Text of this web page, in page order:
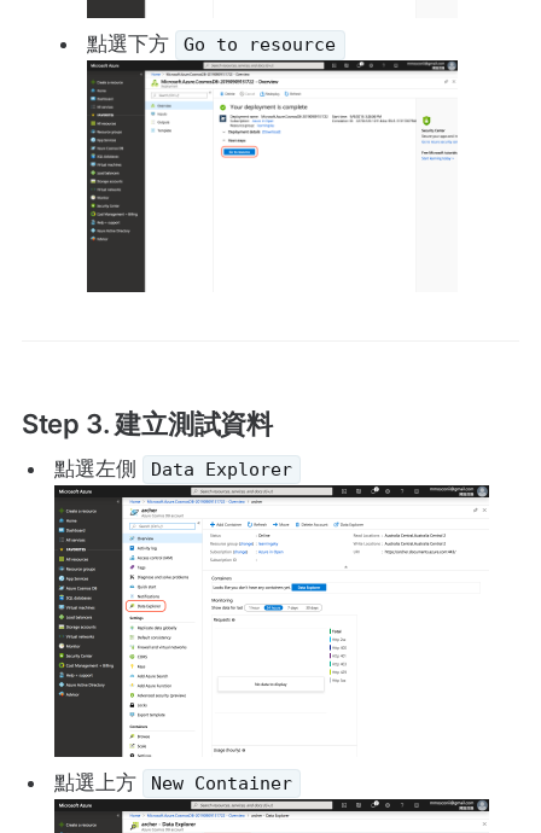
點選下方 Go to resource
Step 3. 建立測試資料
點選左側 Data Explorer
點選上方 New Container